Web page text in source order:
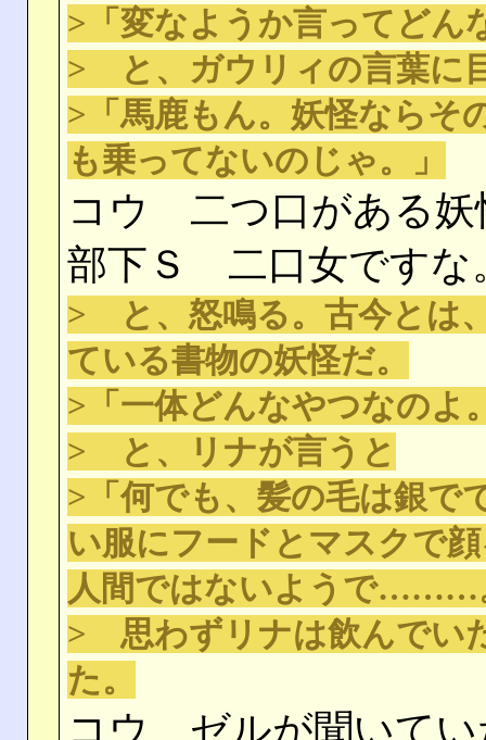
>「変なようか言ってどん
> と、ガウリィの言葉に
>「馬鹿もん。妖怪ならそ
も乗ってないのじゃ。」
コウ 二つ口がある妖
部下Ｓ 二口女ですな
> と、怒鳴る。古今とは
ている書物の妖怪だ。
>「一体どんなやつなのよ
> と、リナが言うと
>「何でも、髪の毛は銀で
い服にフードとマスクで
人間ではないようで………
> 思わずリナは飲んでい
た。
コウ ゼルが聞いてい